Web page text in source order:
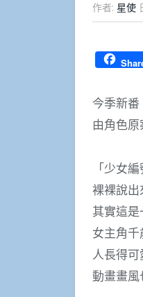
作者: 星使
今季新
由角色
「少女
裸裸說出
其實這是
女主角
人長得
動畫畫風